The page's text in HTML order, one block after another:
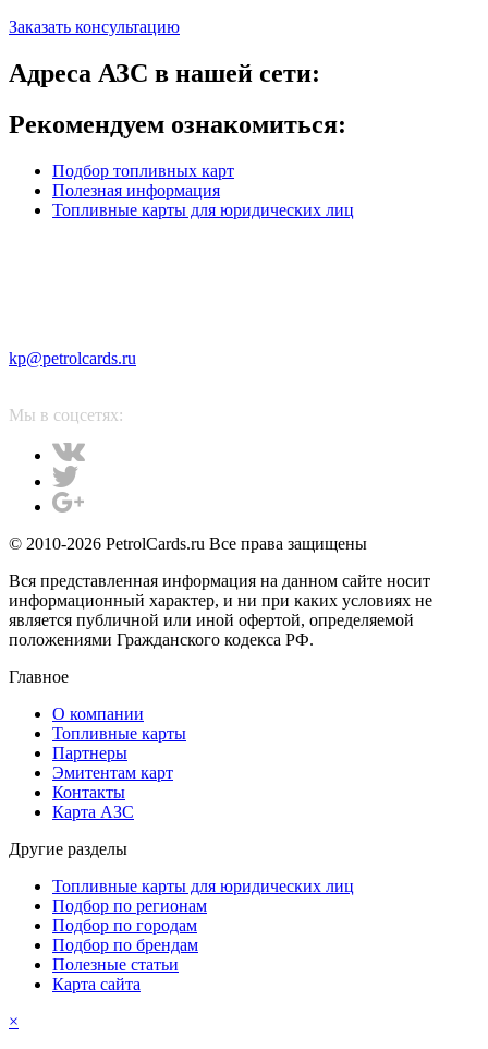
Заказать консультацию
Адреса АЗС в нашей сети:
Рекомендуем ознакомиться:
Подбор топливных карт
Полезная информация
Топливные карты для юридических лиц
kp@petrolcards.ru
Мы в соцсетях:
© 2010-2026 PetrolCards.ru Все права защищены
Вся представленная информация на данном сайте носит
информационный характер, и ни при каких условиях не
является публичной или иной офертой, определяемой
положениями Гражданского кодекса РФ.
Главное
О компании
Топливные карты
Партнеры
Эмитентам карт
Контакты
Карта АЗС
Другие разделы
Топливные карты для юридических лиц
Подбор по регионам
Подбор по городам
Подбор по брендам
Полезные статьи
Карта сайта
×